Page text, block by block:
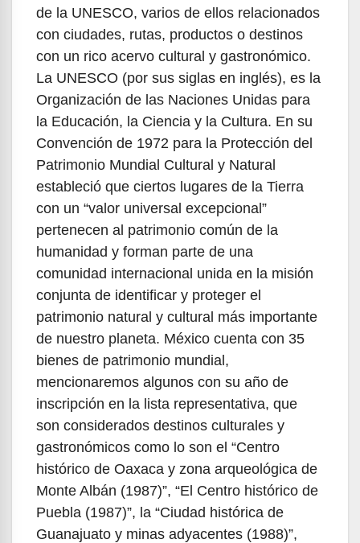
de la UNESCO, varios de ellos relacionados
con ciudades, rutas, productos o destinos
con un rico acervo cultural y gastronómico.
La UNESCO (por sus siglas en inglés), es la
Organización de las Naciones Unidas para
la Educación, la Ciencia y la Cultura. En su
Convención de 1972 para la Protección del
Patrimonio Mundial Cultural y Natural
estableció que ciertos lugares de la Tierra
con un “valor universal excepcional”
pertenecen al patrimonio común de la
humanidad y forman parte de una
comunidad internacional unida en la misión
conjunta de identificar y proteger el
patrimonio natural y cultural más importante
de nuestro planeta. México cuenta con 35
bienes de patrimonio mundial,
mencionaremos algunos con su año de
inscripción en la lista representativa, que
son considerados destinos culturales y
gastronómicos como lo son el “Centro
histórico de Oaxaca y zona arqueológica de
Monte Albán (1987)”, “El Centro histórico de
Puebla (1987)”, la “Ciudad histórica de
Guanajuato y minas adyacentes (1988)”,